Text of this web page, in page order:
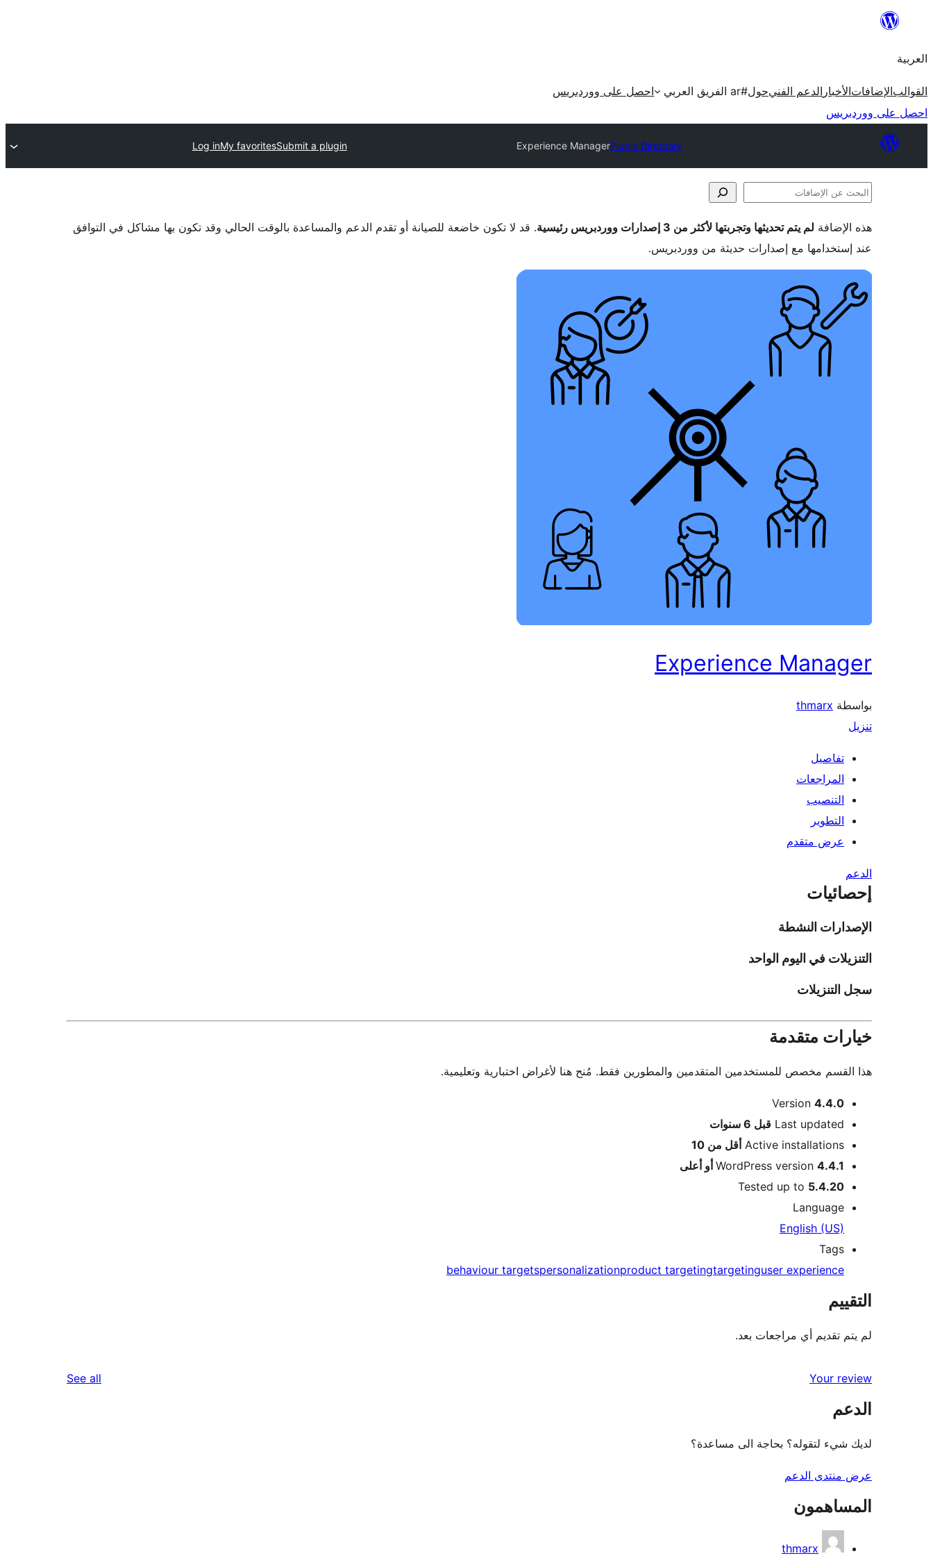
المحتوى
العربية
القوالبالإضافاتالأخبار الدعم الفنيحول#ar الفريق العربي
احصل على ووردبريس
احصل على ووردبريس
Plugin Directory
Experience Manager
Submit a plugin
My favorites
Log in
البحث
الإضافات
هذه الإضافة لم يتم تحديثها وتجربتها لأكثر من 3 إصدارات ووردبريس رئيسية
. قد لا تكون خاضعة للصيانة أو تقدم الدعم والمساعدة بالوقت الحالي وقد تكون بها مشاكل في التوافق
عند إستخدامها مع إصدارات حديثة من ووردبريس.
Experience Manager
بواسطة thmarx
تنزيل
تفاصيل
المراجعات
التنصيب
التطوير
عرض متقدم
الدعم
إحصائيات
الإصدارات النشطة
التنزيلات في اليوم الواحد
سجل التنزيلات
خيارات متقدمة
هذا القسم مخصص للمستخدمين المتقدمين والمطورين فقط. مُنح هنا لأغراض اختبارية وتعليمية.
ميتا
Meta
Version 4.4.0
Last updated قبل 6 سنوات
Active installations أقل من 10
WordPress version 4.4.1 أو أعلى
Tested up to 5.4.20
Language
English (US)
Tags
behaviour targetspersonalizationproduct targetingtargetinguser experience
التقييم
لم يتم تقديم أي مراجعات بعد.
Your review
See all
الدعم
لديك شيء لتقوله؟ بحاجة الى مساعدة؟
عرض منتدى الدعم
المساهمون
thmarx